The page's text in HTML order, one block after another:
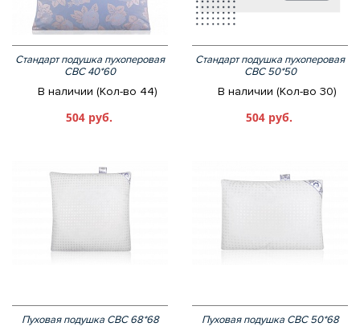
Стандарт подушка пухоперовая
СВС 40*60
В наличии (Кол-во 44)
504 руб.
Стандарт подушка пухоперовая
СВС 50*50
В наличии (Кол-во 30)
504 руб.
Пуховая подушка СВС 68*68 Пуховая подушка СВС 50*68